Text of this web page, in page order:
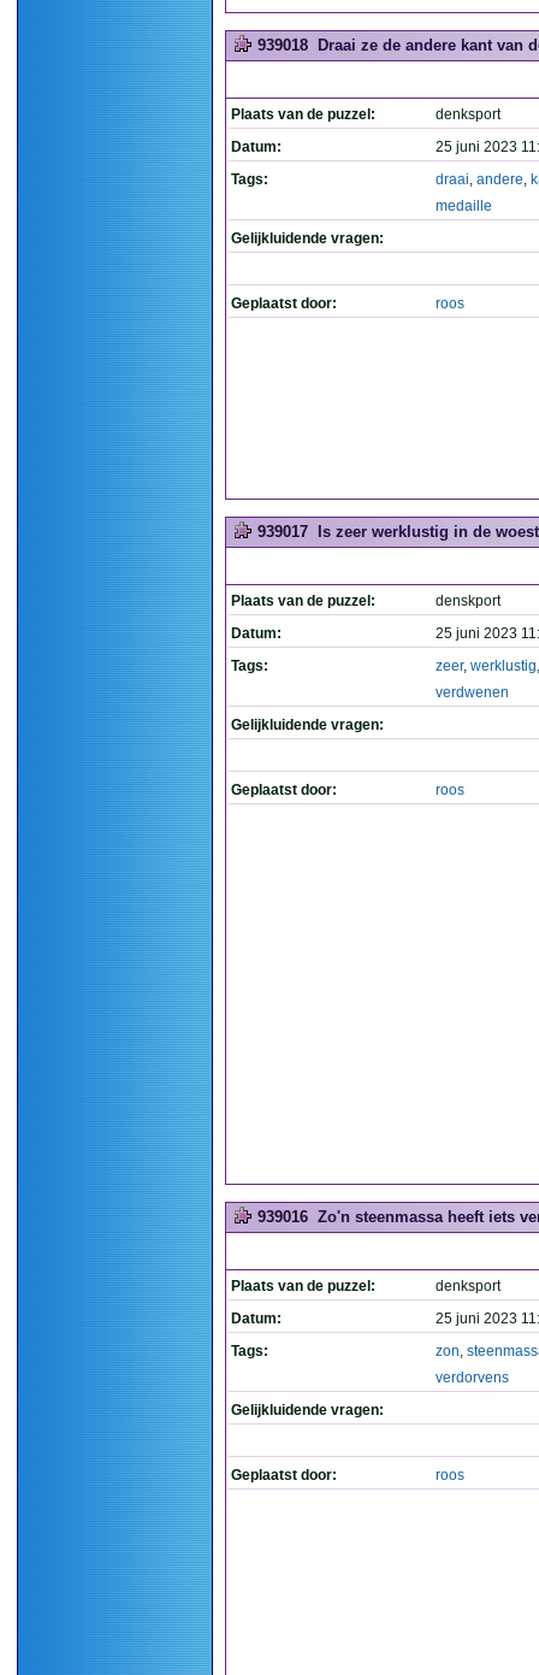
939018 Draai ze de andere kant van
Plaats van de puzzel:
denksport
Datum:
25 juni 2023
Tags:
draai, andere,
medaille
Gelijkluidende vragen:
Geplaatst door: roos
939017 Is zeer werklustig in de
Plaats van de puzzel:
denskport
Datum:
25 juni 2023
Tags:
zeer, werklustig
verdwenen
Gelijkluidende vragen:
Geplaatst door: roos
939016 Zo'n steenmassa heeft iets
Plaats van de puzzel:
denksport
Datum:
25 juni 2023
Tags:
zon,
verdorvens
Gelijkluidende vragen:
Geplaatst door: roos